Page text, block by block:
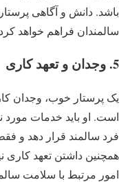
باشد. دانش و آگاهی
سالمندان فراهم خواهد
5. وجدان و تعهد کاری
یک پرستار خوب، وجدان
است. او باید خدمات مورد
فرد سالمند قرار دهد و
همچنین داشتن تعهد کاری
امور مرتبط با سلامت